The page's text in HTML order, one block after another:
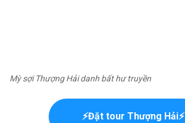
Mỳ sợi Thượng Hải danh bất hư truyền
⚡Đặt tour Thượng Hải⚡